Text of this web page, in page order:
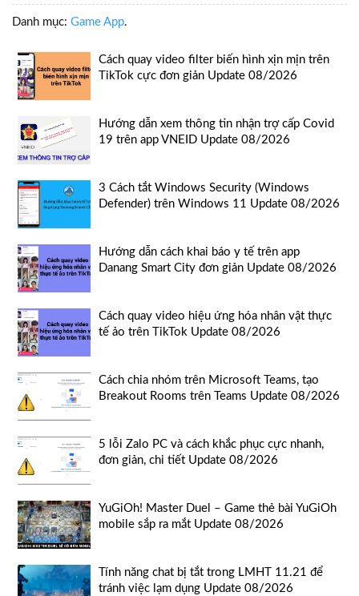
Danh mục: Game App.
Cách quay video filter biến hình xịn mịn trên
TikTok cực đơn giản Update 08/2026
Hướng dẫn xem thông tin nhận trợ cấp Covid
19 trên app VNEID Update 08/2026
3 Cách tắt Windows Security (Windows
Defender) trên Windows 11 Update 08/2026
Hướng dẫn cách khai báo y tế trên app
Danang Smart City đơn giản Update 08/2026
Cách quay video hiệu ứng hóa nhân vật thực
tế ảo trên TikTok Update 08/2026
Cách chia nhóm trên Microsoft Teams, tạo
Breakout Rooms trên Teams Update 08/2026
5 lỗi Zalo PC và cách khắc phục cực nhanh,
đơn giản, chi tiết Update 08/2026
YuGiOh! Master Duel – Game thẻ bài YuGiOh
mobile sắp ra mắt Update 08/2026
Tính năng chat bị tắt trong LMHT 11.21 để
tránh việc lạm dụng Update 08/2026